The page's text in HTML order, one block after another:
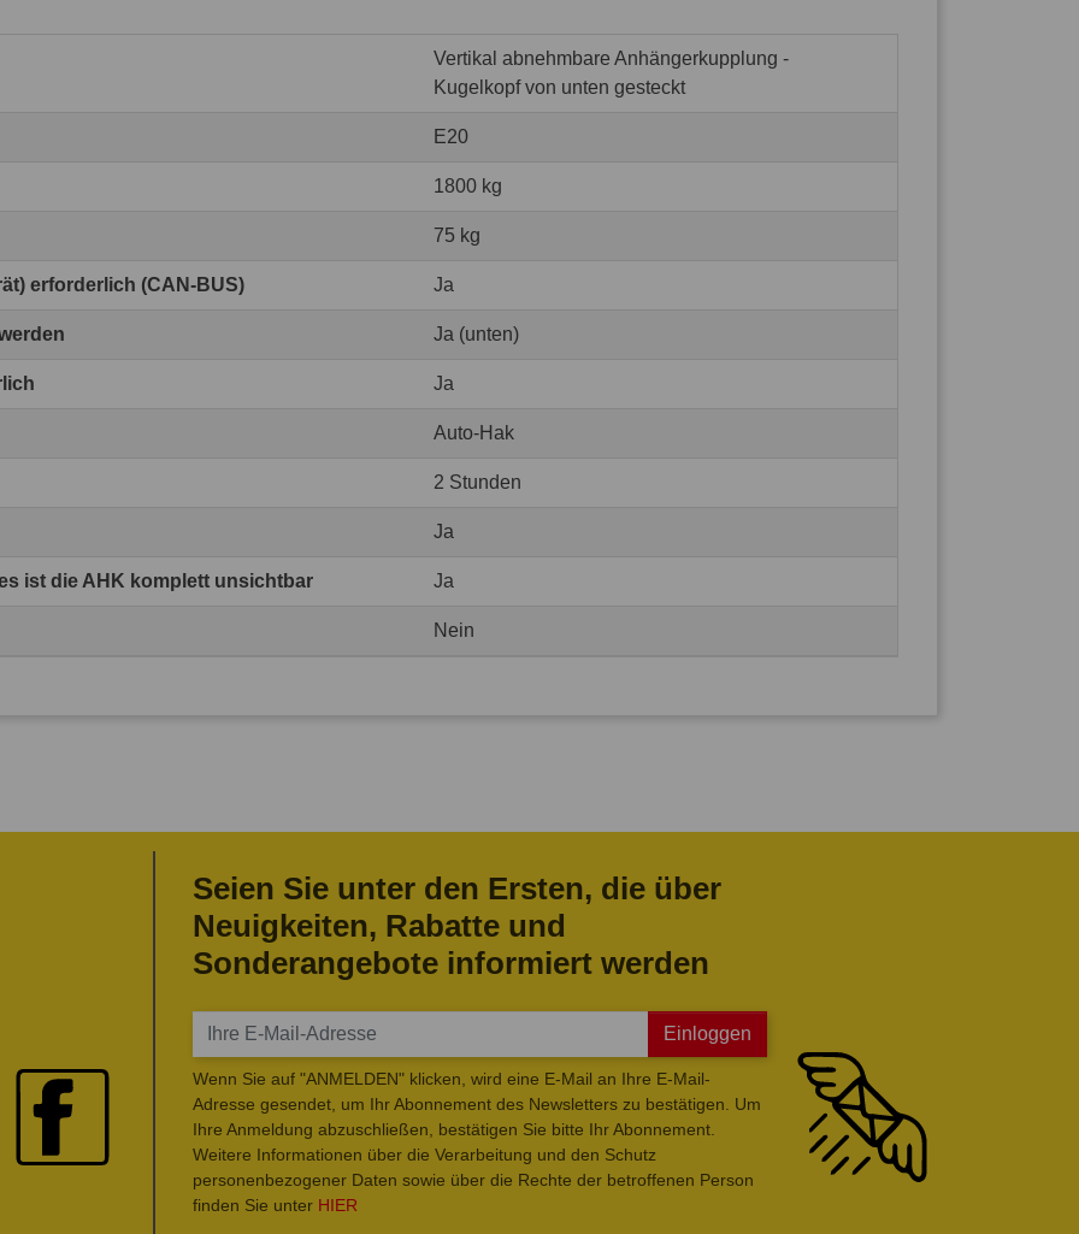
Vertikal abnehmbare Anhängerkupplung -
Kugelkopf von unten gesteckt
E20
1800 kg
75 kg
erforderlich (CAN-BUS) Ja
Ja (unten)
Ja
Auto-Hak
2 Stunden
Ja
ist die AHK komplett unsichtbar Ja
Nein
Seien Sie unter den Ersten, die über
Neuigkeiten, Rabatte und
Sonderangebote informiert werden
Einloggen
Wenn Sie auf "ANMELDEN" klicken, wird eine E-Mail an Ihre E-Mail-
Adresse gesendet, um Ihr Abonnement des Newsletters zu bestätigen. Um
Ihre Anmeldung abzuschließen, bestätigen Sie bitte Ihr Abonnement.
Weitere Informationen über die Verarbeitung und den Schutz
personenbezogener Daten sowie über die Rechte der betroffenen Person
finden Sie unter HIER